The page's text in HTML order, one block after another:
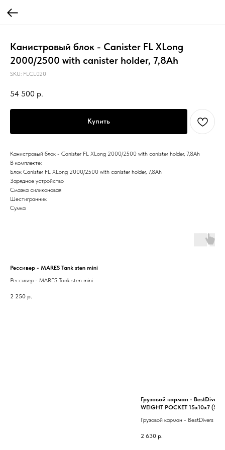
Канистровый блок - Canister FL XLong
2000/2500 with canister holder, 7,8Ah
SKU: FLCL020
54 500 р.
Купить
Канистровый блок - Canister FL XLong 2000/2500 with canister holder, 7,8Ah
В комплекте:
Блок Canister FL XLong 2000/2500 with canister holder, 7,8Ah
Зарядное устройство
Смазка силиконовая
Шестигранник
Сумка
Рессивер - MARES Tank sten mini
Рессивер - MARES Tank sten mini
2 250 р.
Грузовой карман - BestDivers
WEIGHT POCKET 15x10x7
Грузовой карман - BestDivers
2 630 р.